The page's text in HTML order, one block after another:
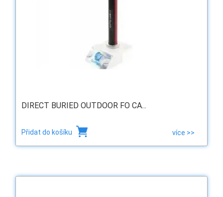
DIRECT BURIED OUTDOOR FO CA...
Přidat do košíku více >>